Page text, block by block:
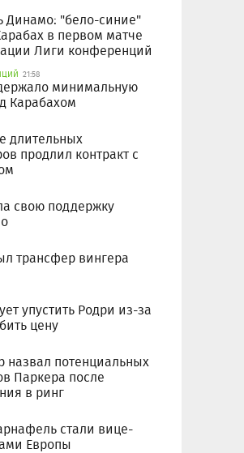
Динамо: "бело-синие"
в первом матче
Лиги конференций
21:58
минимальную
Карабахом
длительных
продлил контракт с
свою поддержку
трансфер вингера
упустить Родри из-за
цену
назвал потенциальных
Паркера после
в ринг
стали вице-
Европы